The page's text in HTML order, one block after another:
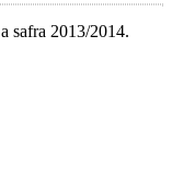
safra 2013/2014.